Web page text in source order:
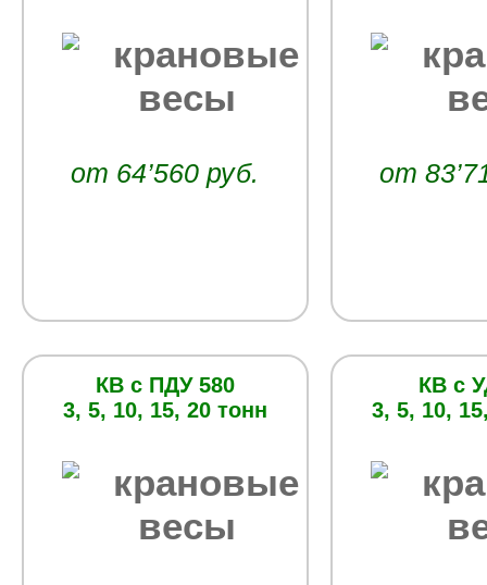
от 64’560 руб. от
КВ с ПДУ 580
3, 5, 10, 15, 20 тонн
КВ с
3, 5, 10,